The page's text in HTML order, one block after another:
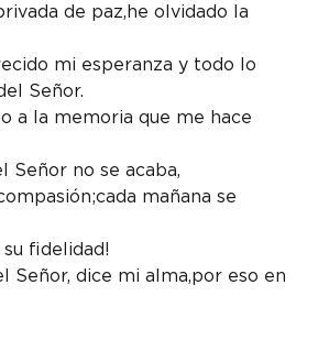
de paz,he olvidado la
mi esperanza y todo lo
Señor.
a la memoria que me hace
Señor no se acaba,
mañana se
su fidelidad!
Señor, dice mi alma,por eso en